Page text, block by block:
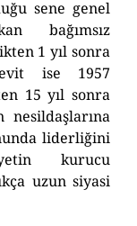
sene genel
bağımsız
1 yıl sonra
ise 1957
15 yıl sonra
nesildaşlarına
liderliğini
kurucu
uzun siyasi